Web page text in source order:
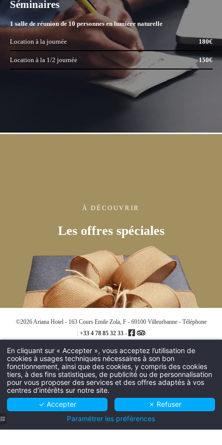
Séminaires
1 salle de réunion de 10 personnes en lumière naturelle
Location à la journée 180€
Location à la 1/2 journée 150€
À DÉCOUVRIR
Les offres spéciales
©2026 Ariana Hotel - 163 Cours Emile Zola, F - 69100 Villeurbanne - Téléphone
: +33 4 78 85 32 33-
Hapi powered by MMCréation -Utilisation des cookies -Mentions légales
En cliquant sur « Accepter », vous acceptez l’utilisation de
cookies à usages techniques nécessaires à son bon
fonctionnement, ainsi que des cookies, y compris des cookies
tiers, à des fins statistiques, de publicité ou de personnalisation
pour vous proposer des services et des offres adaptés à vos
centres d’intérêts sur notre site.
✓ Accepter
✗ Refuser
Paramétrer les préférences